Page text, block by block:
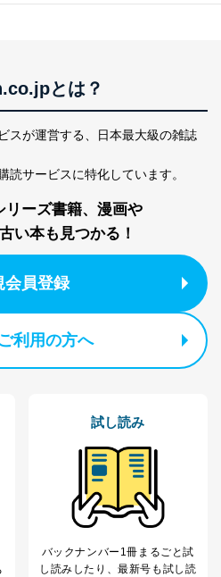
確認のため
、キャンペーン等の広告に関す
ご案内のため
用選考、ご連絡のため
携企業及びお客様がご購入され
商品の発売元企業からのｅメー
するご案内のため
びその分析のため
問い合わせ対応、トラブル対
、オペレーター教育など応対品
向上のため
の他当社のプライバシーポリシ
の利用目的であり、下記4.の
せていただきます。
パートナー（提携企業）様又は
求いただきますようお願い致し
について
とは？
スが運営する、
日本最大級の雑誌
読サービスに特化しています。
リーズ書籍、漫画や
い本も見つかる！
会員登録
利用の方へ
試し読み
バックナンバー1冊まるごと試
し読み したり、最新号も試し読